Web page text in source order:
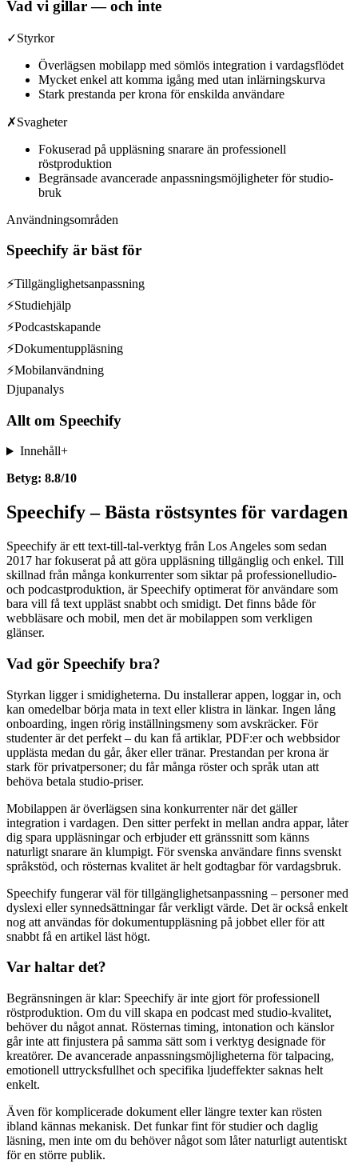
Vad vi gillar — och inte
✓Styrkor
Överlägsen mobilapp med sömlös integration i vardagsflödet
Mycket enkel att komma igång med utan inlärningskurva
Stark prestanda per krona för enskilda användare
✗Svagheter
Fokuserad på uppläsning snarare än professionell
röstproduktion
Begränsade avancerade anpassningsmöjligheter för studio-
bruk
Användningsområden
Speechify är bäst för
⚡Tillgänglighetsanpassning
⚡Studiehjälp
⚡Podcastskapande
⚡Dokumentuppläsning
⚡Mobilanvändning
Djupanalys
Allt om Speechify
Innehåll+
Betyg: 8.8/10
Speechify – Bästa röstsyntes för vardagen
Speechify är ett text-till-tal-verktyg från Los Angeles som sedan
2017 har fokuserat på att göra uppläsning tillgänglig och enkel. Till
skillnad från många konkurrenter som siktar på professionelludio-
och podcastproduktion, är Speechify optimerat för användare som
bara vill få text uppläst snabbt och smidigt. Det finns både för
webbläsare och mobil, men det är mobilappen som verkligen
glänser.
Vad gör Speechify bra?
Styrkan ligger i smidigheterna. Du installerar appen, loggar in, och
kan omedelbar börja mata in text eller klistra in länkar. Ingen lång
onboarding, ingen rörig inställningsmeny som avskräcker. För
studenter är det perfekt – du kan få artiklar, PDF:er och webbsidor
upplästa medan du går, åker eller tränar. Prestandan per krona är
stark för privatpersoner; du får många röster och språk utan att
behöva betala studio-priser.
Mobilappen är överlägsen sina konkurrenter när det gäller
integration i vardagen. Den sitter perfekt in mellan andra appar, låter
dig spara uppläsningar och erbjuder ett gränssnitt som känns
naturligt snarare än klumpigt. För svenska användare finns svenskt
språkstöd, och rösternas kvalitet är helt godtagbar för vardagsbruk.
Speechify fungerar väl för tillgänglighetsanpassning – personer med
dyslexi eller synnedsättningar får verkligt värde. Det är också enkelt
nog att användas för dokumentuppläsning på jobbet eller för att
snabbt få en artikel läst högt.
Var haltar det?
Begränsningen är klar: Speechify är inte gjort för professionell
röstproduktion. Om du vill skapa en podcast med studio-kvalitet,
behöver du något annat. Rösternas timing, intonation och känslor
går inte att finjustera på samma sätt som i verktyg designade för
kreatörer. De avancerade anpassningsmöjligheterna för talpacing,
emotionell uttrycksfullhet och specifika ljudeffekter saknas helt
enkelt.
Även för komplicerade dokument eller längre texter kan rösten
ibland kännas mekanisk. Det funkar fint för studier och daglig
läsning, men inte om du behöver något som låter naturligt autentiskt
för en större publik.